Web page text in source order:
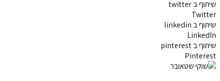
שיתוף ב twitter
Twitter
שיתוף ב linkedin
LinkedIn
שיתוף ב pinterest
Pinterest